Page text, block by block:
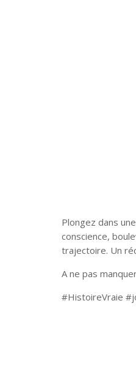
Plongez dans
conscience,
trajectoire. Un
A ne pas
#HistoireVraie